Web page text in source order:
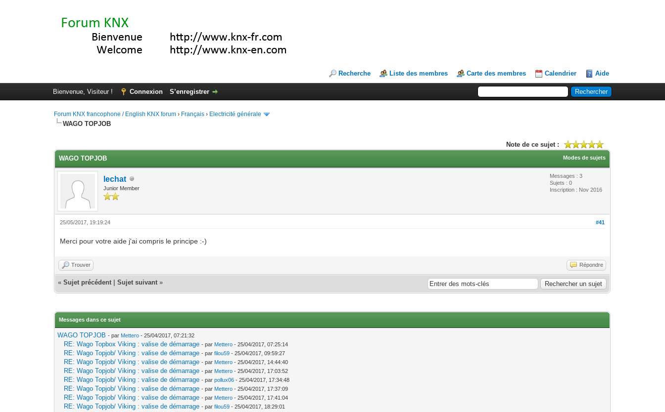
Recherche Liste des membres Carte des membres Calendrier Aide
Bienvenue, Visiteur ! Connexion S’enregistrer
Forum KNX francophone / English KNX forum › Français › Electricité générale
WAGO TOPJOB
Note de ce sujet :
Modes de sujets
WAGO TOPJOB
lechat
Junior Member
Messages : 3
Sujets : 0
Inscription : Nov 2016
#41
25/05/2017, 19:19:24
Merci pour votre aide j'ai compris le principe :-)
Trouver Répondre
«Sujet précédent |Sujet suivant »
Messages dans ce sujet
WAGO TOPJOB - par Mettero - 25/04/2017, 07:21:32
RE: Wago Topbox Viking : valise de démarrage - par Mettero - 25/04/2017, 07:25:14
RE: Wago Topjob/ Viking : valise de démarrage - parfilou59 - 25/04/2017, 09:59:27
RE: Wago Topjob/ Viking : valise de démarrage - par Mettero - 25/04/2017, 14:44:40
RE: Wago Topjob/ Viking : valise de démarrage - par Mettero - 25/04/2017, 17:03:52
RE: Wago Topjob/ Viking : valise de démarrage - parpollux06 - 25/04/2017, 17:34:48
RE: Wago Topjob/ Viking : valise de démarrage - par Mettero - 25/04/2017, 17:37:09
RE: Wago Topjob/ Viking : valise de démarrage - par Mettero - 25/04/2017, 17:41:04
RE: Wago Topjob/ Viking : valise de démarrage - parfilou59 - 25/04/2017, 18:29:01